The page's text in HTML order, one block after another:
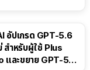
อัปเกรด GPT-5.6
สำหรับผู้ใช้ Plus
และขยาย GPT-5.6